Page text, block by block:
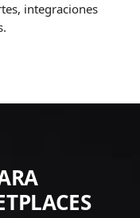
integraciones